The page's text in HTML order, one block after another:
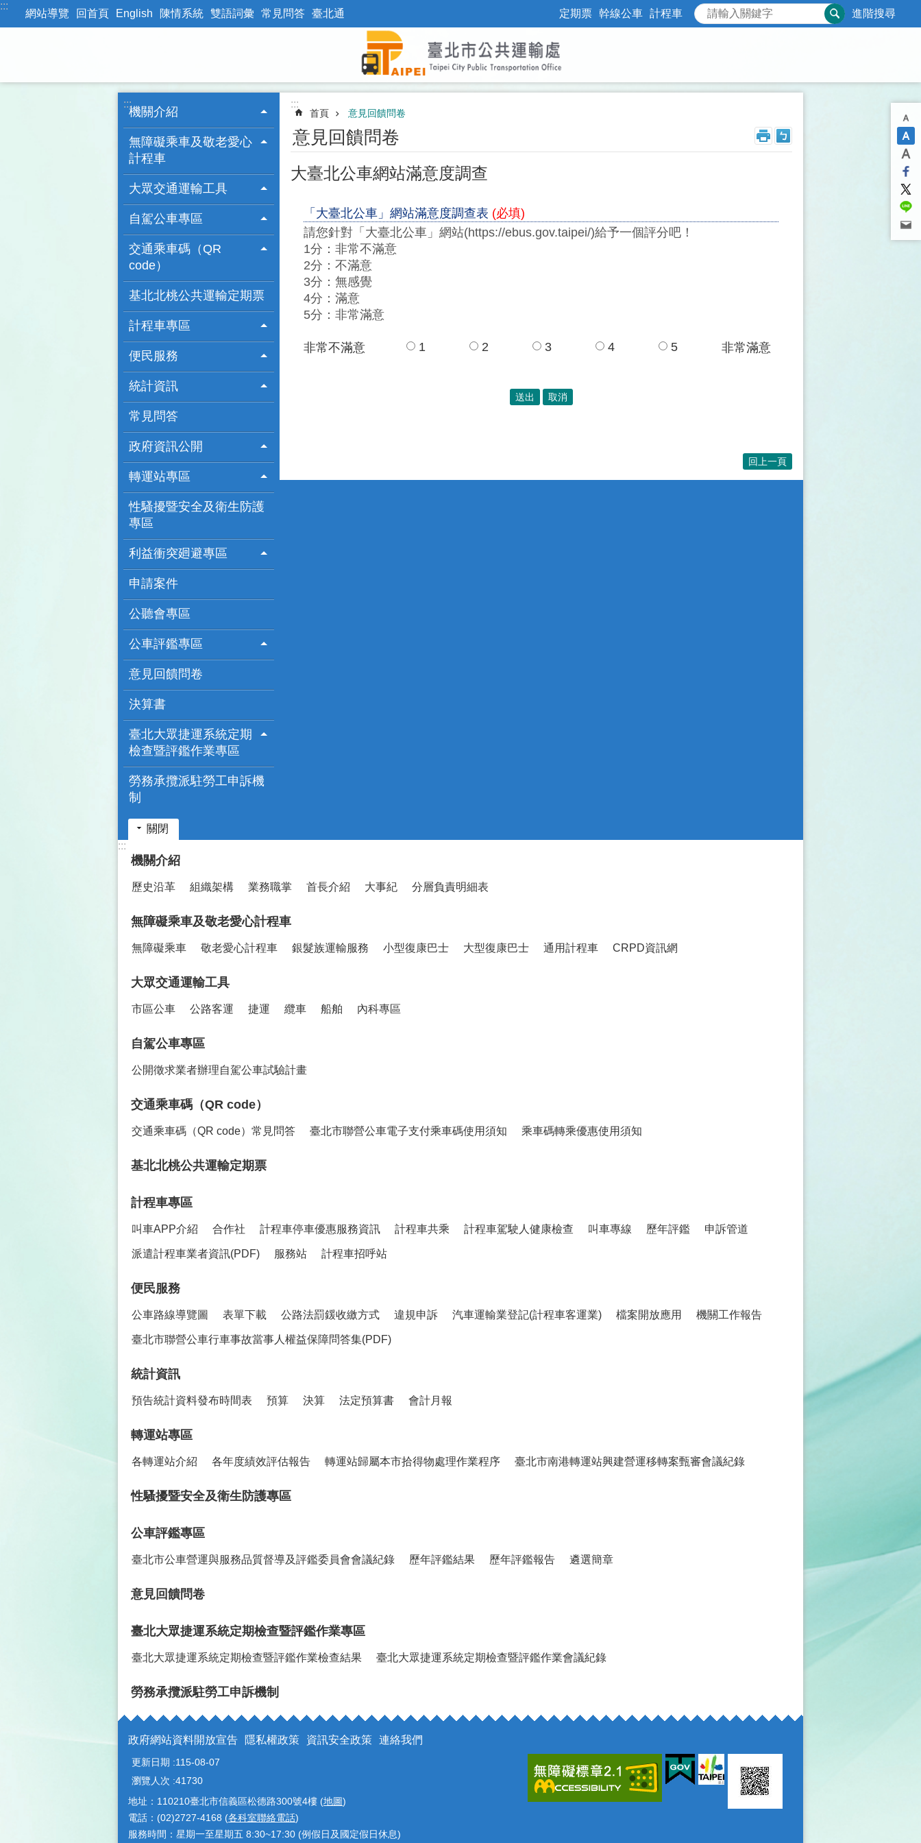
跳到主要內容區塊
:::
網站導覽 回首頁 English 陳情系統 雙語詞彙 常見問答 臺北通 定期票 幹線公車 計程車 進階搜尋
:::
機關介紹
無障礙乘車及敬老愛心
計程車
大眾交通運輸工具
自駕公車專區
交通乘車碼（QR
code）
基北北桃公共運輸定期票
計程車專區
便民服務
統計資訊
常見問答
政府資訊公開
轉運站專區
性騷擾暨安全及衛生防護
專區
利益衝突廻避專區
申請案件
公聽會專區
公車評鑑專區
意見回饋問卷
決算書
臺北大眾捷運系統定期
檢查暨評鑑作業專區
勞務承攬派駐勞工申訴機
制
:::
首頁 意見回饋問卷
意見回饋問卷
大臺北公車網站滿意度調查
「大臺北公車」網站滿意度調查表 (必填)
請您針對「大臺北公車」網站(https://ebus.gov.taipei/)給予一個評分吧！
1分：非常不滿意
2分：不滿意
3分：無感覺
4分：滿意
5分：非常滿意
非常不滿意 1 2 3 4 5 非常滿意
回上一頁
關閉
:::
機關介紹
歷史沿革 組織架構 業務職掌 首長介紹 大事紀 分層負責明細表
無障礙乘車及敬老愛心計程車
無障礙乘車 敬老愛心計程車 銀髮族運輸服務 小型復康巴士 大型復康巴士 通用計程車 CRPD資訊網
大眾交通運輸工具
市區公車 公路客運 捷運 纜車 船舶 內科專區
自駕公車專區
公開徵求業者辦理自駕公車試驗計畫
交通乘車碼（QR code）
交通乘車碼（QR code）常見問答 臺北市聯營公車電子支付乘車碼使用須知 乘車碼轉乘優惠使用須知
基北北桃公共運輸定期票
計程車專區
叫車APP介紹 合作社 計程車停車優惠服務資訊 計程車共乘 計程車駕駛人健康檢查 叫車專線 歷年評鑑 申訴管道
派遣計程車業者資訊(PDF) 服務站 計程車招呼站
便民服務
公車路線導覽圖 表單下載 公路法罰鍰收繳方式 違規申訴 汽車運輸業登記(計程車客運業) 檔案開放應用 機關工作報告
臺北市聯營公車行車事故當事人權益保障問答集(PDF)
統計資訊
預告統計資料發布時間表 預算 決算 法定預算書 會計月報
轉運站專區
各轉運站介紹 各年度績效評估報告 轉運站歸屬本市拾得物處理作業程序 臺北市南港轉運站興建營運移轉案甄審會議紀錄
性騷擾暨安全及衛生防護專區
公車評鑑專區
臺北市公車營運與服務品質督導及評鑑委員會會議紀錄 歷年評鑑結果 歷年評鑑報告 遴選簡章
意見回饋問卷
臺北大眾捷運系統定期檢查暨評鑑作業專區
臺北大眾捷運系統定期檢查暨評鑑作業檢查結果 臺北大眾捷運系統定期檢查暨評鑑作業會議紀錄
勞務承攬派駐勞工申訴機制
政府網站資料開放宣告 隱私權政策 資訊安全政策 連絡我們
更新日期
115-08-07
瀏覽人次 41730
地址：110210臺北市信義區松德路300號4樓 (地圖)
電話：(02)2727-4168 (各科室聯絡電話)
服務時間：星期一至星期五 8:30~17:30 (例假日及國定假日休息)